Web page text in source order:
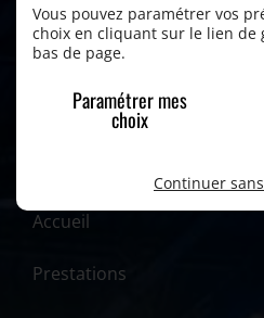
Accueil
Prestations
Vous pouvez paramétrer vos
choix en cliquant sur le lien de
bas de page.
Paramétrer mes
choix
Continuer